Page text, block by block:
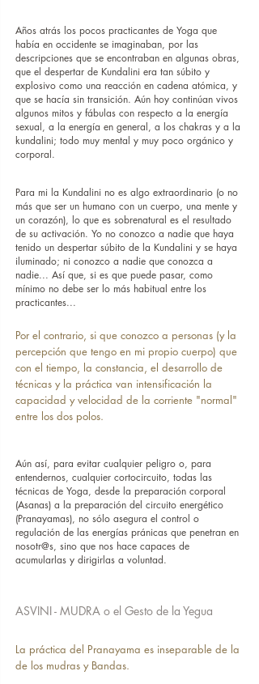
Años atrás los pocos practicantes de Yoga que
había en occidente se imaginaban, por las
descripciones que se encontraban en algunas obras,
que el despertar de Kundalini era tan súbito y
explosivo como una reacción en cadena atómica, y
que se hacía sin transición. Aún hoy continúan vivos
algunos mitos y fábulas con respecto a la energía
sexual, a la energía en general, a los chakras y a la
kundalini; todo muy mental y muy poco orgánico y
corporal.
Para mi la Kundalini no es algo extraordinario (o no
más que ser un humano con un cuerpo, una mente y
un corazón), lo que es sobrenatural es el resultado
de su activación. Yo no conozco a nadie que haya
tenido un despertar súbito de la Kundalini y se haya
iluminado; ni conozco a nadie que conozca a
nadie... Así que, si es que puede pasar, como
mínimo no debe ser lo más habitual entre los
practicantes...
Por el contrario, si que conozco a personas (y la
percepción que tengo en mi propio cuerpo) que
con el tiempo, la constancia, el desarrollo de
técnicas y la práctica van intensificación la
capacidad y velocidad de la corriente "normal"
entre los dos polos.
Aún así, para evitar cualquier peligro o, para
entendernos, cualquier cortocircuito, todas las
técnicas de Yoga, desde la preparación corporal
(Asanas) a la preparación del circuito energético
(Pranayamas), no sólo asegura el control o
regulación de las energías pránicas que penetran en
nosotr@s, sino que nos hace capaces de
acumularlas y dirigirlas a voluntad.
ASVINI - MUDRA o el Gesto de la Yegua
La práctica del Pranayama es inseparable de la
de los mudras y Bandas.